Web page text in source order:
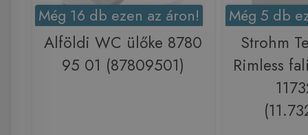
Még 16 db ezen az áron!
Alföldi WC ülőke 8780
95 01 (87809501)
Még 5 db
Strohm
Rimless